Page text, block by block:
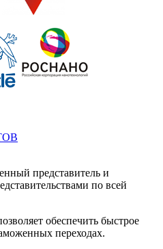
представитель и
по всей
обеспечить быстрое
переходах.